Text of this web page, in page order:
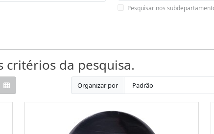
Pesquisar nos
critérios da pesquisa.
Organizar por